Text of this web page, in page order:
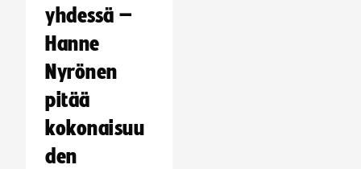
yhdessä –
Hanne
Nyrönen
pitää
kokonaisuu
den